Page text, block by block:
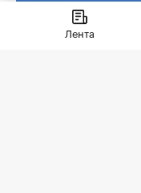
Лента